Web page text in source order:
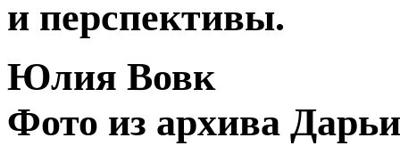
и перспективы.
Юлия Вовк
Фото из архива